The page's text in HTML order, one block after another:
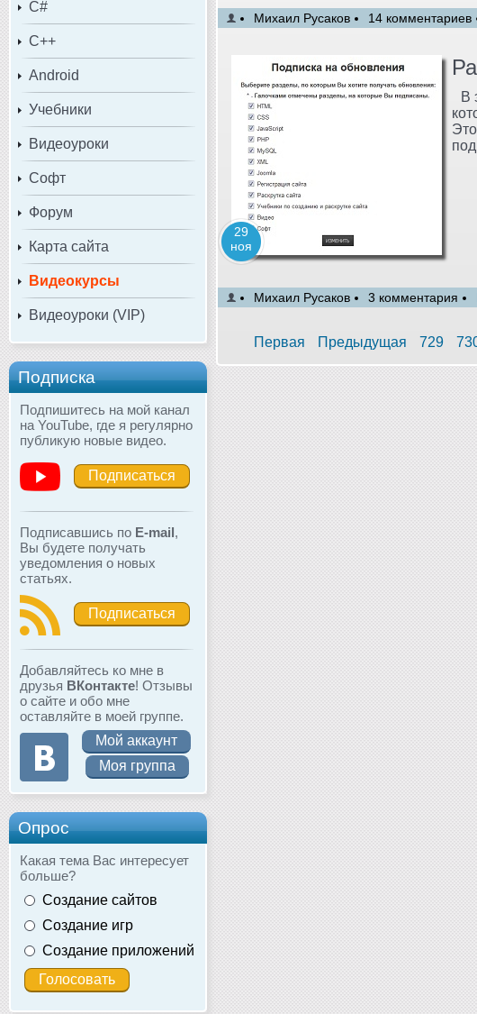
C#
C++
Android
Учебники
Видеоуроки
Софт
Форум
Карта сайта
Видеокурсы
Видеоуроки (VIP)
Подписка
Подпишитесь на мой канал
на YouTube, где я регулярно
публикую новые видео.
Подписаться
Подписавшись по E-mail,
Вы будете получать
уведомления о новых
статьях.
Подписаться
Добавляйтесь ко мне в
друзья ВКонтакте! Отзывы
о сайте и обо мне
оставляйте в моей группе.
Мой аккаунт
Моя группа
Опрос
Какая тема Вас интересует
больше?
Создание сайтов
Создание игр
Создание приложений
Михаил Русаков 14 комментариев
29
ноя
В
Михаил Русаков 3 комментария
Первая Предыдущая 729